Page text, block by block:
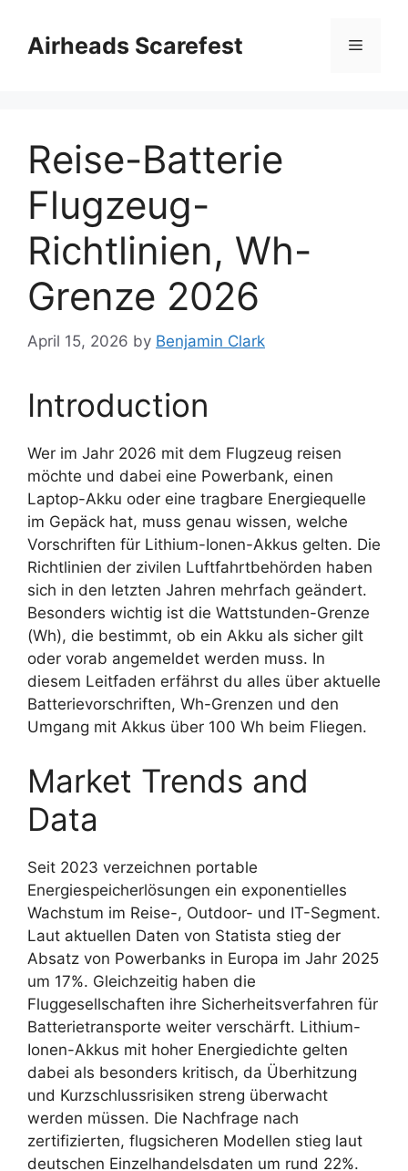
contentAirheads Scarefest Menu
Reise-Batterie
Flugzeug-
Richtlinien, Wh-
Grenze 2026
April 15, 2026 by Benjamin Clark
Introduction
Wer im Jahr 2026 mit dem Flugzeug reisen
möchte und dabei eine Powerbank, einen
Laptop-Akku oder eine tragbare Energiequelle
im Gepäck hat, muss genau wissen, welche
Vorschriften für Lithium-Ionen-Akkus gelten. Die
Richtlinien der zivilen Luftfahrtbehörden haben
sich in den letzten Jahren mehrfach geändert.
Besonders wichtig ist die Wattstunden-Grenze
(Wh), die bestimmt, ob ein Akku als sicher gilt
oder vorab angemeldet werden muss. In
diesem Leitfaden erfährst du alles über aktuelle
Batterievorschriften, Wh-Grenzen und den
Umgang mit Akkus über 100 Wh beim Fliegen.
Market Trends and
Data
Seit 2023 verzeichnen portable
Energiespeicherlösungen ein exponentielles
Wachstum im Reise-, Outdoor- und IT-Segment.
Laut aktuellen Daten von Statista stieg der
Absatz von Powerbanks in Europa im Jahr 2025
um 17%. Gleichzeitig haben die
Fluggesellschaften ihre Sicherheitsverfahren für
Batterietransporte weiter verschärft. Lithium-
Ionen-Akkus mit hoher Energiedichte gelten
dabei als besonders kritisch, da Überhitzung
und Kurzschlussrisiken streng überwacht
werden müssen. Die Nachfrage nach
zertifizierten, flugsicheren Modellen stieg laut
deutschen Einzelhandelsdaten um rund 22%.